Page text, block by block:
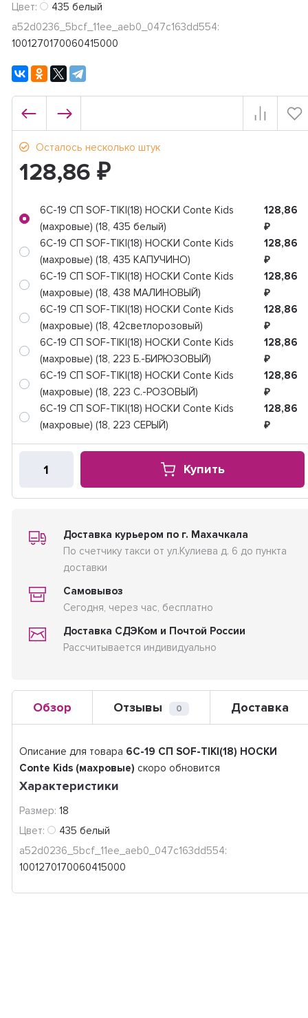
Цвет:
435 белый
a52d0236_5bcf_11ee_aeb0_047c163dd554:
1001270170060415000
Осталось несколько штук
128,86 ₽
6C-19 СП SOF-TIKI(18) НОСКИ Conte Kids
(махровые) (18, 435 белый)
128,86
₽
6C-19 СП SOF-TIKI(18) НОСКИ Conte Kids
(махровые) (18, 435 КАПУЧИНО)
128,86
₽
6C-19 СП SOF-TIKI(18) НОСКИ Conte Kids
(махровые) (18, 438 МАЛИНОВЫЙ)
128,86
₽
6C-19 СП SOF-TIKI(18) НОСКИ Conte Kids
(махровые) (18, 42светлорозовый)
128,86
₽
6C-19 СП SOF-TIKI(18) НОСКИ Conte Kids
(махровые) (18, 223 Б.-БИРЮЗОВЫЙ)
128,86
₽
6C-19 СП SOF-TIKI(18) НОСКИ Conte Kids
(махровые) (18, 223 С.-РОЗОВЫЙ)
128,86
₽
6C-19 СП SOF-TIKI(18) НОСКИ Conte Kids
(махровые) (18, 223 СЕРЫЙ)
128,86
₽
Купить
Доставка курьером по г. Махачкала
По счетчику такси от ул.Кулиева д. 6 до пункта
доставки
Самовывоз
Сегодня, через час, бесплатно
Доставка СДЭКом и Почтой России
Рассчитывается индивидуально
Обзор Отзывы 0 Доставка
Описание для товара 6C-19 СП SOF-TIKI(18) НОСКИ
Conte Kids (махровые) скоро обновится
Характеристики
Размер: 18
Цвет:
435 белый
a52d0236_5bcf_11ee_aeb0_047c163dd554:
1001270170060415000